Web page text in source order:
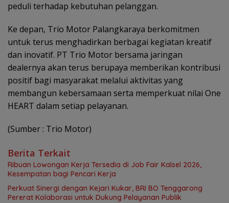
peduli terhadap kebutuhan pelanggan.
Ke depan, Trio Motor Palangkaraya berkomitmen
untuk terus menghadirkan berbagai kegiatan kreatif
dan inovatif. PT Trio Motor bersama jaringan
dealernya akan terus berupaya memberikan kontribusi
positif bagi masyarakat melalui aktivitas yang
membangun kebersamaan serta memperkuat nilai One
HEART dalam setiap pelayanan.
(Sumber : Trio Motor)
Berita Terkait
Ribuan Lowongan Kerja Tersedia di Job Fair Kalsel 2026,
Kesempatan bagi Pencari Kerja
Perkuat Sinergi dengan Kejari Kukar, BRI BO Tenggarong
Pererat Kolaborasi untuk Dukung Pelayanan Publik